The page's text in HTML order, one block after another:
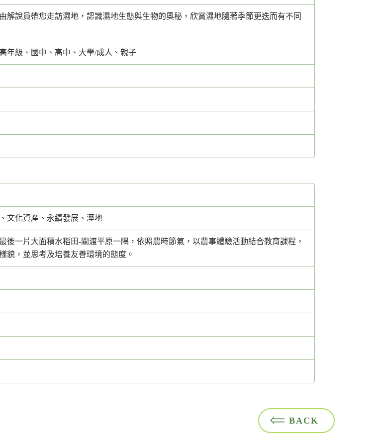
解說員帶您走訪濕地，認識濕地生態與生物的奧秘，欣賞濕地隨著季節更迭而有不同
年級、國中、高中、大學/成人、親子
文化資產、永續發展、溼地
後一片大面積水稻田-關渡平原一隅，依照農時節氣，以農事體驗活動結合教育課程，
貌，並思考及培養友善環境的態度。
BACK